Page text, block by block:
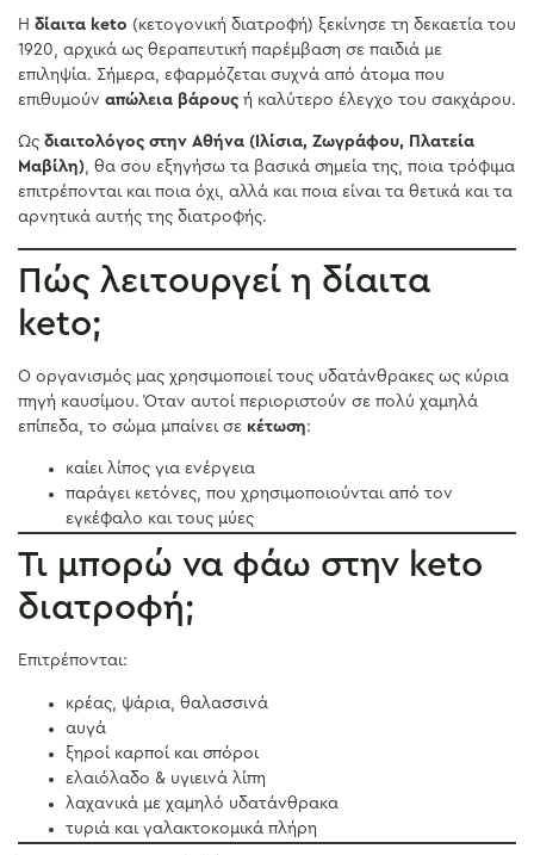
Η δίαιτα keto (κετογονική διατροφή) ξεκίνησε τη δεκαετία του
1920, αρχικά ως θεραπευτική παρέμβαση σε παιδιά με
επιληψία. Σήμερα, εφαρμόζεται συχνά από άτομα που
επιθυμούν απώλεια βάρους ή καλύτερο έλεγχο του σακχάρου.
Ως διαιτολόγος στην Αθήνα (Ιλίσια, Ζωγράφου, Πλατεία
Μαβίλη), θα σου εξηγήσω τα βασικά σημεία της, ποια τρόφιμα
επιτρέπονται και ποια όχι, αλλά και ποια είναι τα θετικά και τα
αρνητικά αυτής της διατροφής.
Πώς λειτουργεί η δίαιτα
keto;
Ο οργανισμός μας χρησιμοποιεί τους υδατάνθρακες ως κύρια
πηγή καυσίμου. Όταν αυτοί περιοριστούν σε πολύ χαμηλά
επίπεδα, το σώμα μπαίνει σε κέτωση:
καίει λίπος για ενέργεια
παράγει κετόνες, που χρησιμοποιούνται από τον
εγκέφαλο και τους μύες
Τι μπορώ να φάω στην keto
διατροφή;
Επιτρέπονται:
κρέας, ψάρια, θαλασσινά
αυγά
ξηροί καρποί και σπόροι
ελαιόλαδο & υγιεινά λίπη
λαχανικά με χαμηλό υδατάνθρακα
τυριά και γαλακτοκομικά πλήρη